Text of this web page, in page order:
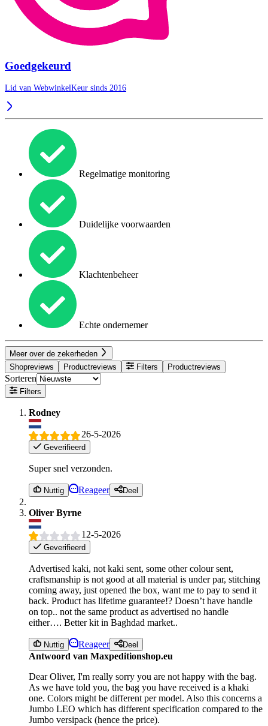
Goedgekeurd
Lid van WebwinkelKeur sinds 2016
Regelmatige monitoring
Duidelijke voorwaarden
Klachtenbeheer
Echte ondernemer
Meer over de zekerheden
Shopreviews
Productreviews Filters Productreviews
Sorteren
Filters
Rodney
26-5-2026
Geverifieerd
Super snel verzonden.
Nuttig Reageer Deel
Oliver Byrne
12-5-2026
Geverifieerd
Advertised kaki, not kaki sent, some other colour sent,
craftsmanship is not good at all material is under par, stitching
coming away, just opened the box, want me to pay to send it
back. Product has lifetime guarantee!? Doesn’t have handle
on top.. not the same product as advertised no handle
either…. Better kit in Baghdad market..
Nuttig Reageer Deel
Antwoord van Maxpeditionshop.eu
Dear Oliver, I'm really sorry you are not happy with the bag.
As we have told you, the bag you have received is a khaki
one. Colors might be different per model. Also this concerns a
Jumbo LEO which has different specification compared to the
Jumbo versipack (hence the price).